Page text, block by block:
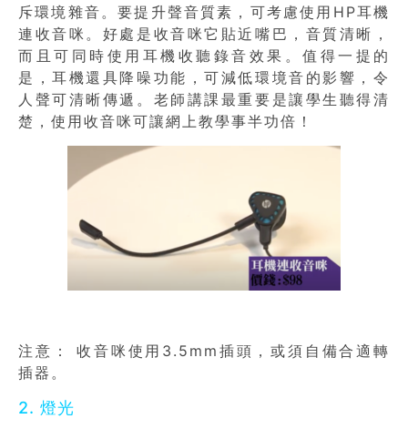
斥環境雜音。要提升聲音質素，可考慮使用HP耳機
連收音咪。好處是收音咪它貼近嘴巴，音質清晰，
而且可同時使用耳機收聽錄音效果。值得一提的
是，耳機還具降噪功能，可減低環境音的影響，令
人聲可清晰傳遞。老師講課最重要是讓學生聽得清
楚，使用收音咪可讓網上教學事半功倍！
注意： 收音咪使用 3.5mm 插頭，或須自備合適轉
插器。
2. 燈光